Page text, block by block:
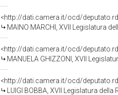
<http://dati.camera.it/ocd/
MAINO MARCHI, XVII Legislatura
<http://dati.camera.it/ocd/
MANUELA GHIZZONI, XVII
<http://dati.camera.it/ocd/
LUIGI BOBBA, XVII Legislatura della